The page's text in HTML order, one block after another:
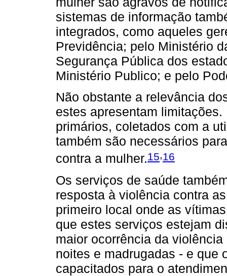
sistemas de informação
integrados, como aqueles
Previdência; pelo Ministério
Segurança Pública dos
Ministério Publico; e pelo
Não obstante a relevância
estes apresentam
primários, coletados com a
também são necessários
contra a mulher.15,16
Os serviços de saúde
resposta à violência contra
primeiro local onde as
que estes serviços estejam
maior ocorrência da
noites e madrugadas - e que
capacitados para o